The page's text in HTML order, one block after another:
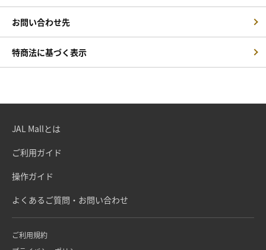
お問い合わせ先
特商法に基づく表示
JAL Mallとは
ご利用ガイド
操作ガイド
よくあるご質問・お問い合わせ
ご利用規約